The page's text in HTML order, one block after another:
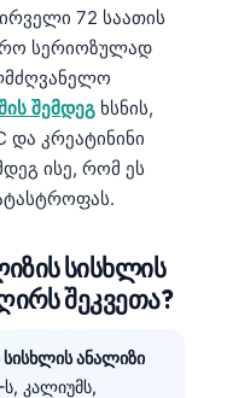
72 საათის
სერიოზულად
შემდეგ ხსნის,
და კრეატინინი
ისე, რომ ეს
სისხლის
შეკვეთა?
ანალიზი
ს, კალიუმს,